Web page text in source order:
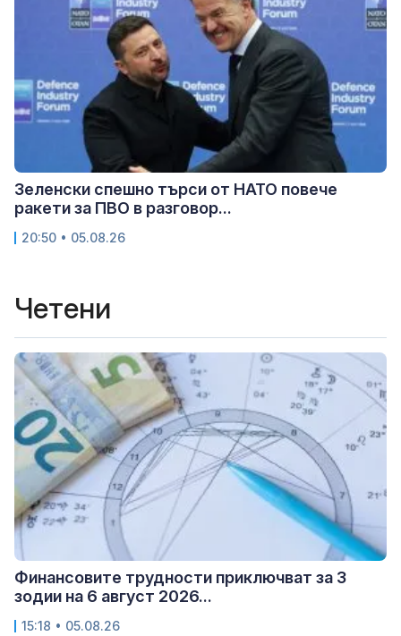
Зеленски спешно търси от НАТО повече
ракети за ПВО в разговор...
20:50 • 05.08.26
Четени
Финансовите трудности приключват за 3
зодии на 6 август 2026...
15:18 • 05.08.26